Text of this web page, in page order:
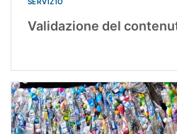
Validazione del